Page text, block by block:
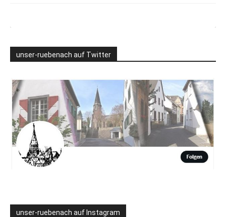
unser-ruebenach auf Twitter
unser-ruebenach auf Instagram